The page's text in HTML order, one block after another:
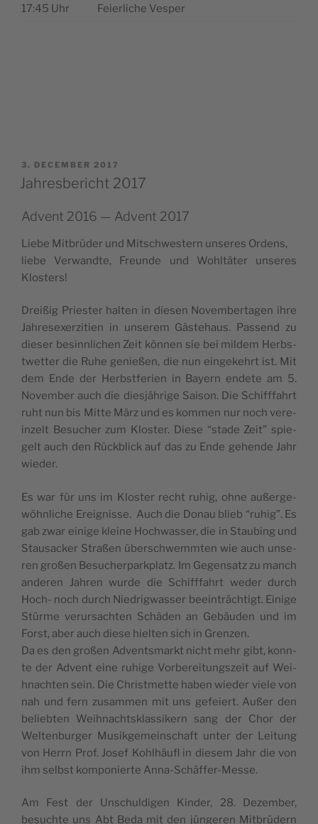
17:45 Uhr
Fei­er­lic­he Vesper
POSTED
ON
3. DECEMBER 2017
Jahresbericht 2017
Advent 2016 — Advent 2017
Lie­be Mit­brüder und Mit­sc­hwe­s­tern unse­res Ordens,
lie­be Verwand­te, Fre­un­de und Wohl­täter unse­res
Klosters!
Dre­i­ßig Pri­e­s­ter hal­ten in die­sen Novem­ber­ta­gen ihre
Jahre­se­xer­zi­ti­en in unse­rem Gäs­te­ha­us. Pas­send zu
die­ser besinn­lic­hen Zeit kön­nen sie bei mil­dem Herb­s­
twet­ter die Ruhe geni­e­ßen, die nun ein­ge­ke­hrt ist. Mit
dem Ende der Herb­st­fe­ri­en in Bayern end­ete am 5.
Novem­ber auch die dies­jähr­ige Sai­son. Die Schifffa­hrt
ruht nun bis Mit­te März und es kom­men nur noch vere­
in­zelt Besuc­her zum Klo­s­ter. Die­se “stade Zeit” spi­e­
gelt auch den Rück­blick auf das zu Ende geh­ende Jahr
wieder.
Es war für uns im Klo­s­ter rec­ht ruhig, ohne außer­ge­
wöhn­lic­he Ere­i­g­nis­se. Auch die Donau bli­eb “ruhig”. Es
gab zwar ein­ige kle­i­ne Hoc­hwas­ser, die in Sta­u­bing und
Sta­u­sac­ker Stra­ßen über­sc­hwemmten wie auch unse­
ren gro­ßen Besuc­her­park­platz. Im Gegen­satz zu manch
ande­ren Jahren wur­de die Schifffa­hrt weder durch
Hoch- noch durch Nie­dri­gwas­ser bee­in­träc­htigt. Ein­ige
Stür­me verur­sac­hten Schäden an Gebäu­den und im
Forst, aber auch die­se hiel­ten sich in Grenzen.
Da es den gro­ßen Advents­markt nic­ht mehr gibt, konn­
te der Advent eine ruh­ige Vor­be­re­i­tungs­ze­it auf Wei­
hnac­hten sein. Die Chri­st­met­te haben wie­der vie­le von
nah und fern zusam­men mit uns gefe­i­ert. Außer den
beli­eb­ten Wei­hnac­ht­s­klas­si­kern sang der Chor der
Wel­ten­bur­ger Musik­ge­me­in­sc­ha­ft unter der Lei­tung
von Herrn Prof. Josef Kohl­häu­fl in die­sem Jahr die von
ihm selbst kom­po­ni­er­te Anna-Schäffer-Messe.
Am Fest der Unsc­hul­di­gen Kin­der, 28. Dezem­ber,
besuc­hte uns Abt Beda mit den jün­ge­ren Mit­brüdern